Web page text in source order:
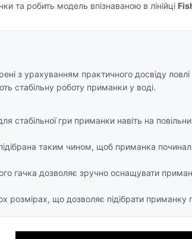
та робить модель впізнаваною в лінійці
з урахуванням практичного досвіду
стабільну роботу приманки у воді.
стабільної гри приманки навіть на
таким чином, щоб приманка
гачка дозволяє зручно оснащувати
розмірах, що дозволяє підібрати приманку